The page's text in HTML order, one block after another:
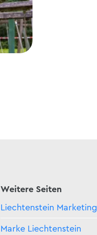
Weitere Seiten
Liechtenstein Marketing
Marke Liechtenstein